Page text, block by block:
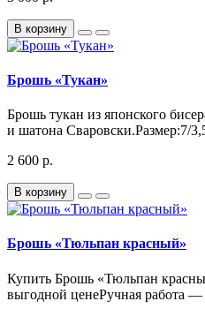
В корзину
Брошь «Тукан»
Брошь тукан из японского
и шатона Сваровски.Размер:7/
2 600 р.
В корзину
Брошь «Тюльпан красный»
Купить Брошь «Тюльпан
выгодной ценеРучная работа —